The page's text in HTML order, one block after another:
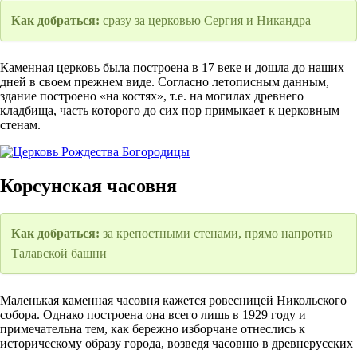
Как добраться: сразу за церковью Сергия и Никандра
Каменная церковь была построена в 17 веке и дошла до наших
дней в своем прежнем виде. Согласно летописным данным,
здание построено «на костях», т.е. на могилах древнего
кладбища, часть которого до сих пор примыкает к церковным
стенам.
Корсунская часовня
Как добраться: за крепостными стенами, прямо напротив
Талавской башни
Маленькая каменная часовня кажется ровесницей Никольского
собора. Однако построена она всего лишь в 1929 году и
примечательна тем, как бережно изборчане отнеслись к
историческому образу города, возведя часовню в древнерусских